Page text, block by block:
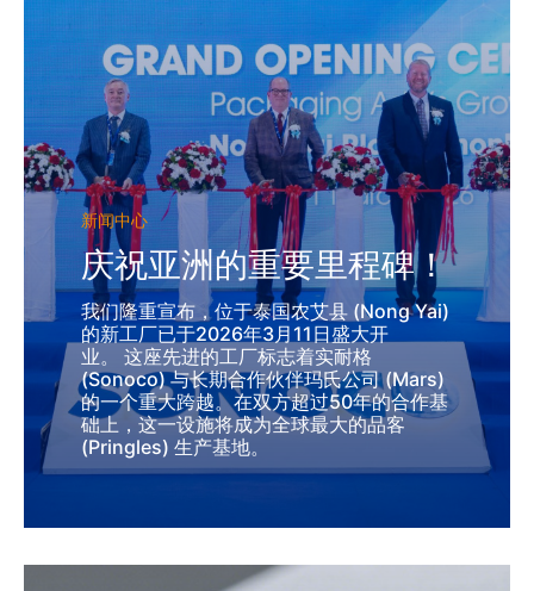
新闻中心
庆祝亚洲的重要里程碑！
我们隆重宣布，位于泰国农艾县 (Nong Yai)
的新工厂已于2026年3月11日盛大开
业。 这座先进的工厂标志着实耐格
(Sonoco) 与长期合作伙伴玛氏公司 (Mars)
的一个重大跨越。在双方超过50年的合作基
础上，这一设施将成为全球最大的品客
(Pringles) 生产基地。